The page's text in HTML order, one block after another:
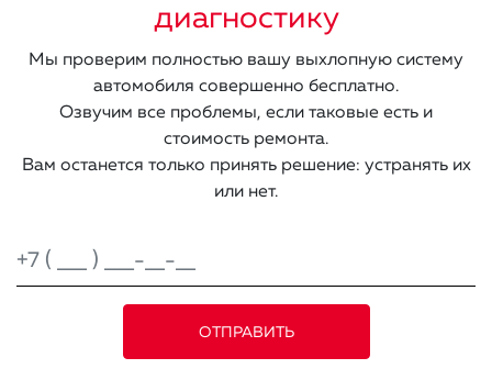
диагностику
Мы проверим полностью вашу выхлопную систему
автомобиля совершенно бесплатно.
Озвучим все проблемы, если таковые есть и
стоимость ремонта.
Вам останется только принять решение: устранять их
или нет.